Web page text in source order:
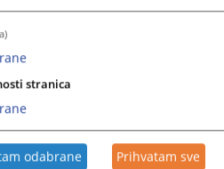
stranica
odabrane Prihvatam sve